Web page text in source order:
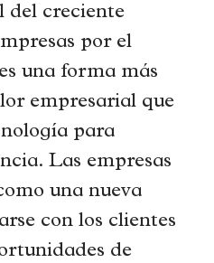
del creciente
por el
una forma más
empresarial que
para
Las empresas
una nueva
con los clientes
de